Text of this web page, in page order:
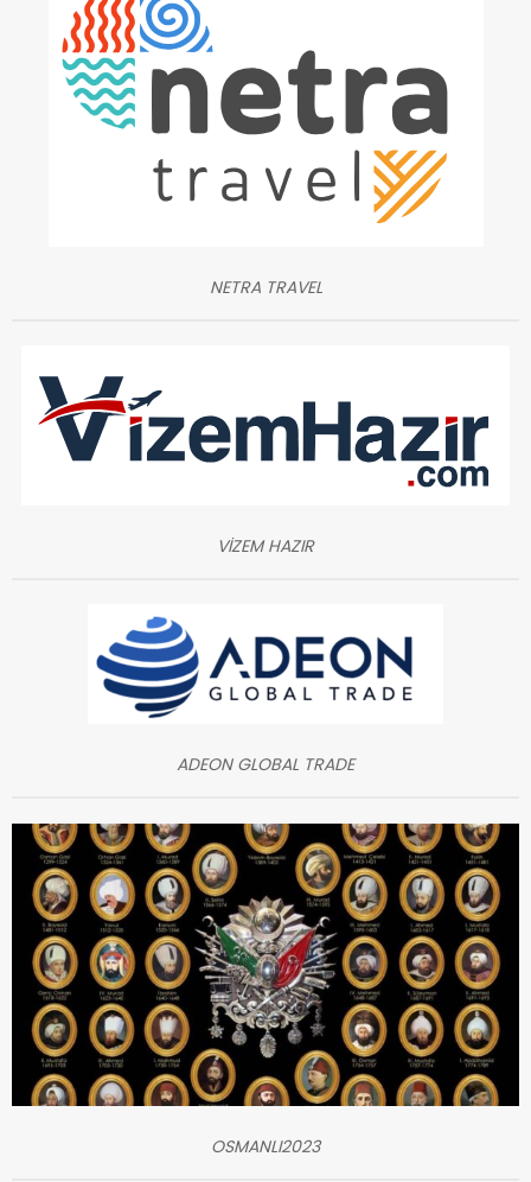
NETRA TRAVEL
VİZEM HAZIR
ADEON GLOBAL TRADE
OSMANLI2023